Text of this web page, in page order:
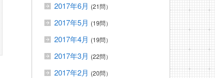
2017年6月 (21問）
2017年5月 (19問）
2017年4月 (19問）
2017年3月 (22問）
2017年2月 (20問）